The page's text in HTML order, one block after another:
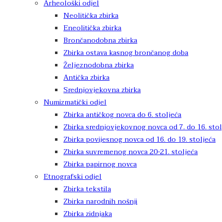
Arheološki odjel
Neolitička zbirka
Eneolitička zbirka
Brončanodobna zbirka
Zbirka ostava kasnog brončanog doba
Željeznodobna zbirka
Antička zbirka
Srednjovjekovna zbirka
Numizmatički odjel
Zbirka antičkog novca do 6. stoljeća
Zbirka srednjovjekovnog novca od 7. do 16.
Zbirka povijesnog novca od 16. do 19. stoljeća
Zbirka suvremenog novca 20-21. stoljeća
Zbirka papirnog novca
Etnografski odjel
Zbirka tekstila
Zbirka narodnih nošnji
Zbirka zidnjaka